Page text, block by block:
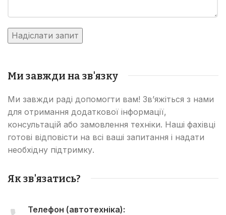
Ми завжди на зв'язку
Ми завжди раді допомогти вам! Зв’яжіться з нами
для отримання додаткової інформації,
консультацій або замовлення техніки. Наші фахівці
готові відповісти на всі ваші запитання і надати
необхідну підтримку.
Як зв'язатись?
Телефон (автотехніка):